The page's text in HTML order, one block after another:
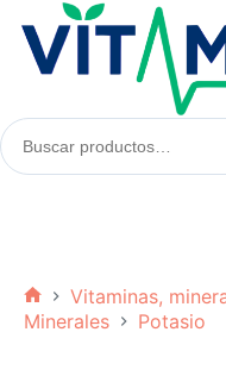
contenido
Buscar
productos:
Inicio
Vitaminas,
Minerales
Potasio